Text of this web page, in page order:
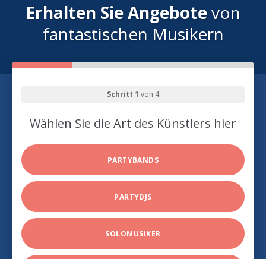
Erhalten Sie Angebotevon
fantastischen Musikern
Schritt 1 von 4
Wählen Sie die Art des Künstlers hier
PARTYBANDS
PARTYDJS
SOLOMUSIKER